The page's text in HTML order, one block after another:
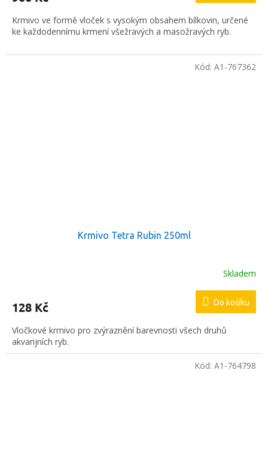
Krmivo ve formě vloček s vysokým obsahem bílkovin, určené
ke každodennímu krmení všežravých a masožravých ryb.
Krmivo Tetra Rubin 250ml
Skladem
128 Kč Do košíku
Vločkové krmivo pro zvýraznění barevnosti všech druhů
akvarijních ryb.
Kód: A1-767362
Kód: A1-764798